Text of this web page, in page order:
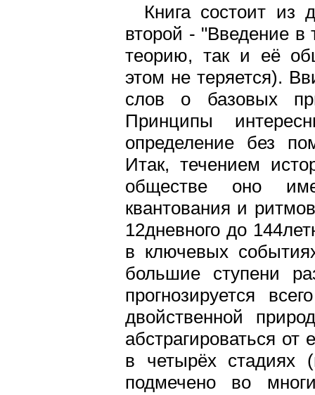
Книга состоит
второй - "Введение в
теорию, так и её
этом не теряется).
слов о базовых
Принципы
определение без
Итак, течением
обществе оно
квантования и
12дневного до
в ключевых
большие ступени
прогнозируется
двойственной
абстрагироваться
в четырёх стадиях
подмечено во